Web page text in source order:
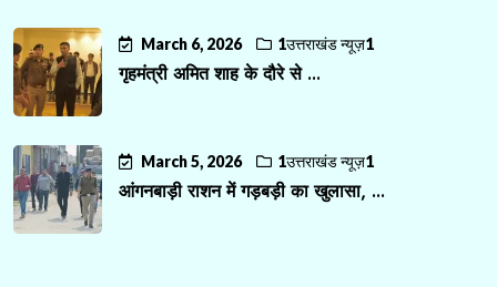
March 6, 2026 1उत्तराखंड न्यूज़1
गृहमंत्री अमित शाह के दौरे से ...
March 5, 2026 1उत्तराखंड न्यूज़1
आंगनबाड़ी राशन में गड़बड़ी का खुलासा, ...